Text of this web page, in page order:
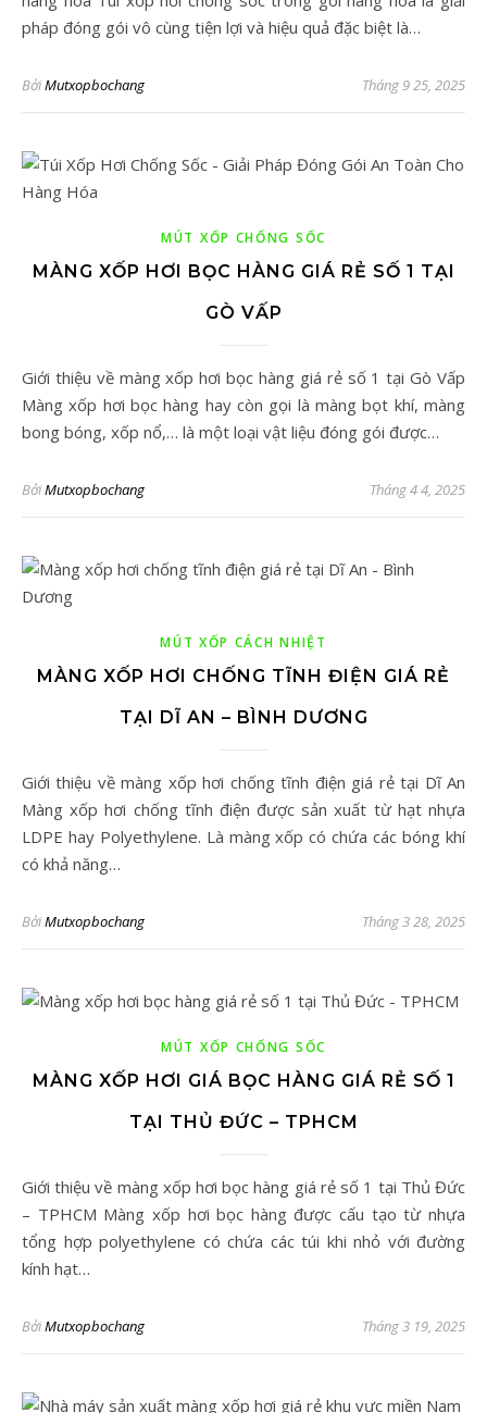
pháp đóng gói vô cùng tiện lợi và hiệu quả đặc biệt là…
BởiMutxopbochang Tháng 9 25, 2025
MÚT XỐP CHỐNG SỐC
MÀNG XỐP HƠI BỌC HÀNG GIÁ RẺ SỐ 1 TẠI
GÒ VẤP
Giới thiệu về màng xốp hơi bọc hàng giá rẻ số 1 tại Gò Vấp
Màng xốp hơi bọc hàng hay còn gọi là màng bọt khí, màng
bong bóng, xốp nổ,… là một loại vật liệu đóng gói được…
BởiMutxopbochang Tháng 4 4, 2025
MÚT XỐP CÁCH NHIỆT
MÀNG XỐP HƠI CHỐNG TĨNH ĐIỆN GIÁ RẺ
TẠI DĨ AN – BÌNH DƯƠNG
Giới thiệu về màng xốp hơi chống tĩnh điện giá rẻ tại Dĩ An
Màng xốp hơi chống tĩnh điện được sản xuất từ hạt nhựa
LDPE hay Polyethylene. Là màng xốp có chứa các bóng khí
có khả năng…
BởiMutxopbochang Tháng 3 28, 2025
MÚT XỐP CHỐNG SỐC
MÀNG XỐP HƠI GIÁ BỌC HÀNG GIÁ RẺ SỐ 1
TẠI THỦ ĐỨC – TPHCM
Giới thiệu về màng xốp hơi bọc hàng giá rẻ số 1 tại Thủ Đức
– TPHCM Màng xốp hơi bọc hàng được cấu tạo từ nhựa
tổng hợp polyethylene có chứa các túi khi nhỏ với đường
kính hạt…
BởiMutxopbochang Tháng 3 19, 2025